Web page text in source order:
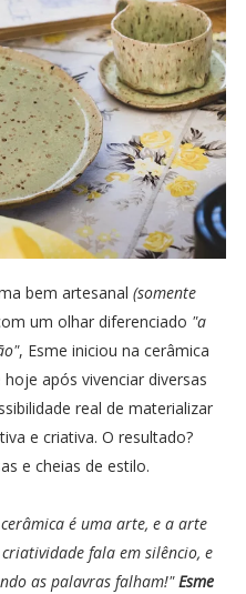
bem artesanal (somente
um olhar diferenciado "a
, Esme iniciou na cerâmica
após vivenciar diversas
real de materializar
e criativa. O resultado?
e cheias de estilo.
é uma arte, e a arte
fala em silêncio, e
as palavras falham!"Esme